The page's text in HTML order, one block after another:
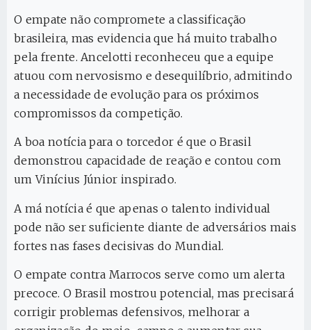
O empate não compromete a classificação
brasileira, mas evidencia que há muito trabalho
pela frente. Ancelotti reconheceu que a equipe
atuou com nervosismo e desequilíbrio, admitindo
a necessidade de evolução para os próximos
compromissos da competição.
A boa notícia para o torcedor é que o Brasil
demonstrou capacidade de reação e contou com
um Vinícius Júnior inspirado.
A má notícia é que apenas o talento individual
pode não ser suficiente diante de adversários mais
fortes nas fases decisivas do Mundial.
O empate contra Marrocos serve como um alerta
precoce. O Brasil mostrou potencial, mas precisará
corrigir problemas defensivos, melhorar a